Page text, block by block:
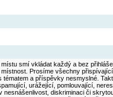
smí vkládat každý a bez
Prosíme všechny
a příspěvky nesmyslné.
urážející, pomlouvající,
nesnášenlivost, diskriminaci či